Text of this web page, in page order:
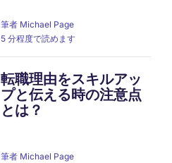
筆者 Michael Page
5 分程度で読めます
転職理由をスキルアッ
プと伝える時の注意点
とは？
筆者 Michael Page